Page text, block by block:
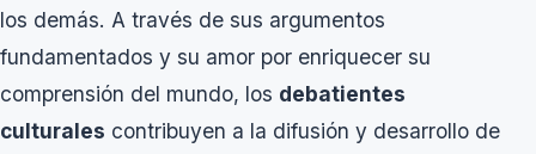
los demás. A través de sus argumentos
fundamentados y su amor por enriquecer su
comprensión del mundo, los debatientes
culturales contribuyen a la difusión y desarrollo de